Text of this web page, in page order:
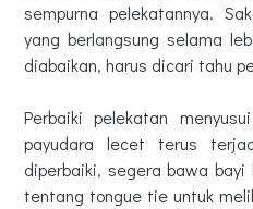
sempurna pelekatannya.
yang berlangsung selama
diabaikan, harus dicari tahu
Perbaiki pelekatan
payudara lecet terus
diperbaiki, segera bawa
tentang tongue tie untuk